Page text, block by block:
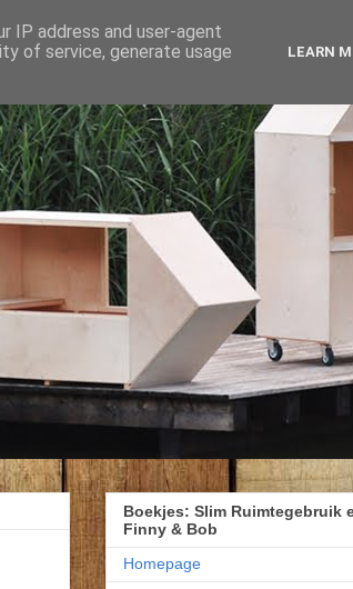
Boekjes: Slim Ruimtegebruik
Finny & Bob
Homepage
IP address and user-agent
of service, generate usage
LEARN